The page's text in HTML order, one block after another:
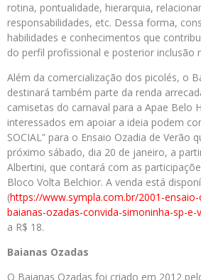
rotina, pontualidade, hierarquia,
responsabilidades, etc. Dessa forma,
habilidades e conhecimentos que
do perfil profissional e posterior inclusão
Além da comercialização dos picolés, o
destinará também parte da renda
camisetas do carnaval para a Apae Belo
interessados em apoiar a ideia podem
SOCIAL” para o Ensaio Ozadia de Verão
próximo sábado, dia 20 de janeiro, a
Albertini, que contará com as
Bloco Volta Belchior. A venda está
(https://www.sympla.com.br/2001-
baianas-ozadas-convida-simoninha-sp-e-
a R$ 18.
Baianas Ozadas
O Baianas Ozadas foi criado em 2012